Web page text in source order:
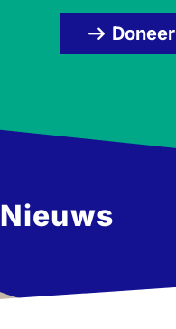
Doneer
Nieuws